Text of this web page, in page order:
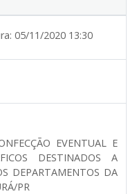
05/11/2020 13:30
EVENTUAL E
DESTINADOS A
DEPARTAMENTOS DA
PR